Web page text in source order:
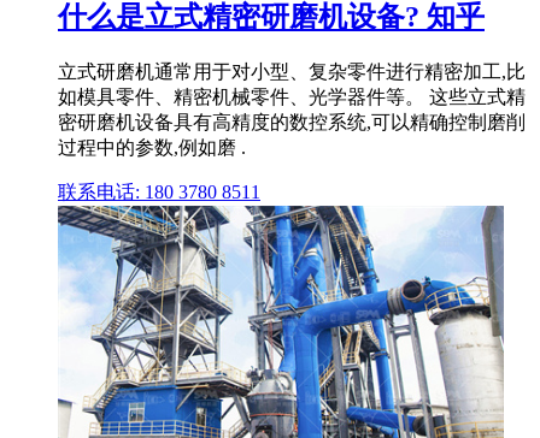
什么是立式精密研磨机设备? 知乎
立式研磨机通常用于对小型、复杂零件进行精密加工,比
如模具零件、精密机械零件、光学器件等。 这些立式精
密研磨机设备具有高精度的数控系统,可以精确控制磨削
过程中的参数,例如磨 .
联系电话: 180 3780 8511